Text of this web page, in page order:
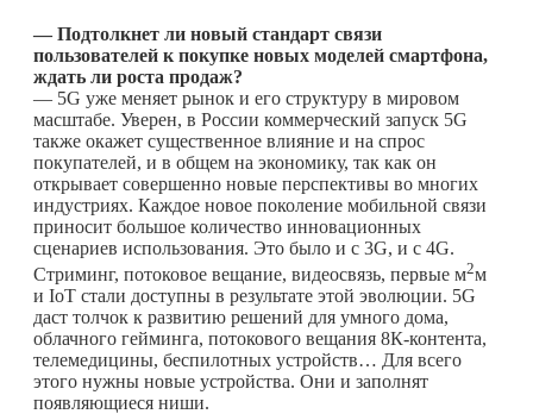
— Подтолкнет ли новый стандарт связи
пользователей к покупке новых моделей смартфона,
ждать ли роста продаж?
— 5G уже меняет рынок и его структуру в мировом
масштабе. Уверен, в России коммерческий запуск 5G
также окажет существенное влияние и на спрос
покупателей, и в общем на экономику, так как он
открывает совершенно новые перспективы во многих
индустриях. Каждое новое поколение мобильной связи
приносит большое количество инновационных
сценариев использования. Это было и с 3G, и c 4G.
Стриминг, потоковое вещание, видеосвязь, первые м2м
и IoT стали доступны в результате этой эволюции. 5G
даст толчок к развитию решений для умного дома,
облачного гейминга, потокового вещания 8К-контента,
телемедицины, беспилотных устройств… Для всего
этого нужны новые устройства. Они и заполнят
появляющиеся ниши.